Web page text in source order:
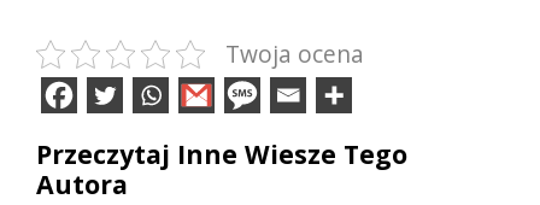
Twoja ocena
Przeczytaj Inne Wiesze Tego
Autora